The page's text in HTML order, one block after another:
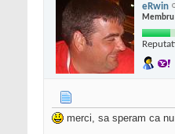
eRwin
Membru
merci, sa speram ca